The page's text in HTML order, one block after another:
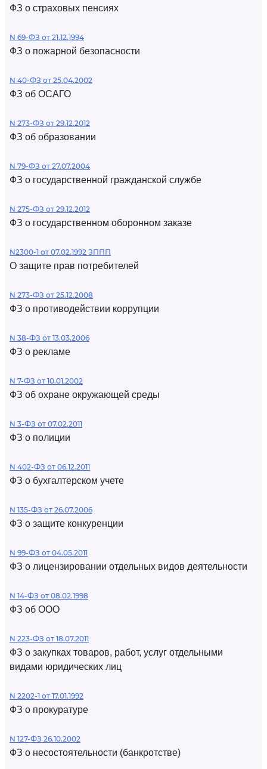
ФЗ о страховых пенсиях
N 69-ФЗ от 21.12.1994
ФЗ о пожарной безопасности
N 40-ФЗ от 25.04.2002
ФЗ об ОСАГО
N 273-ФЗ от 29.12.2012
ФЗ об образовании
N 79-ФЗ от 27.07.2004
ФЗ о государственной гражданской службе
N 275-ФЗ от 29.12.2012
ФЗ о государственном оборонном заказе
N2300-1 от 07.02.1992 ЗППП
О защите прав потребителей
N 273-ФЗ от 25.12.2008
ФЗ о противодействии коррупции
N 38-ФЗ от 13.03.2006
ФЗ о рекламе
N 7-ФЗ от 10.01.2002
ФЗ об охране окружающей среды
N 3-ФЗ от 07.02.2011
ФЗ о полиции
N 402-ФЗ от 06.12.2011
ФЗ о бухгалтерском учете
N 135-ФЗ от 26.07.2006
ФЗ о защите конкуренции
N 99-ФЗ от 04.05.2011
ФЗ о лицензировании отдельных видов деятельности
N 14-ФЗ от 08.02.1998
ФЗ об ООО
N 223-ФЗ от 18.07.2011
ФЗ о закупках товаров, работ, услуг отдельными
видами юридических лиц
N 2202-1 от 17.01.1992
ФЗ о прокуратуре
N 127-ФЗ 26.10.2002
ФЗ о несостоятельности (банкротстве)